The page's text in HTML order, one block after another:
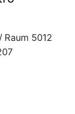
Raum 5012